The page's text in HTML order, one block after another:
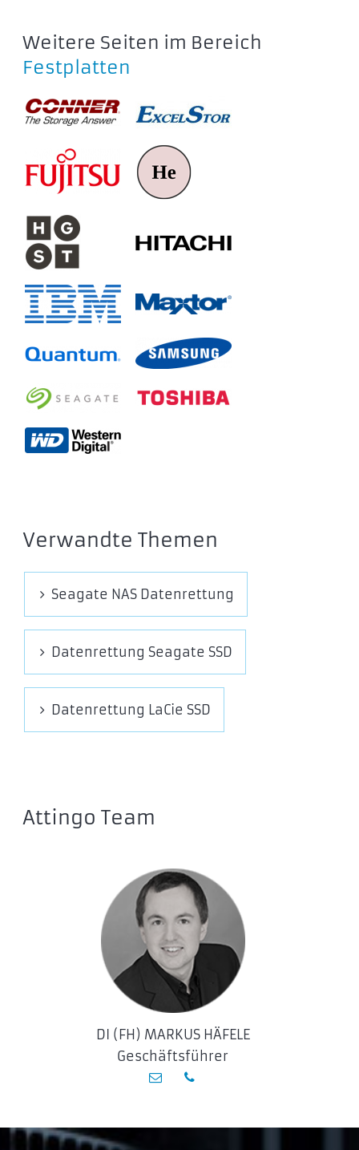
ST3500641AS
ST3500841AS
Seagate Barracuda 7200.10
ST380815AS
ST3120215AS
ST3160215AS
ST3160815AS
ST3200820AS
ST3250310AS
ST3250410AS
ST3250820AS
ST3300620AS
ST3300820AS
ST3320620AS
ST3320820AS
ST3500830AS
ST3750840AS
Seagate Barracuda 7200.11
ST3160813AS
ST3320613AS
ST3500320AS
ST3750630AS
ST3750330AS
Seagate Barracuda 7200.12
ST3160316AS
Weitere Seiten im Bereich
Festplatten
Verwandte Themen
Seagate NAS Datenrettung
Datenrettung Seagate SSD
Datenrettung LaCie SSD
Attingo Team
DI (FH) MARKUS HÄFELE
Geschäftsführer